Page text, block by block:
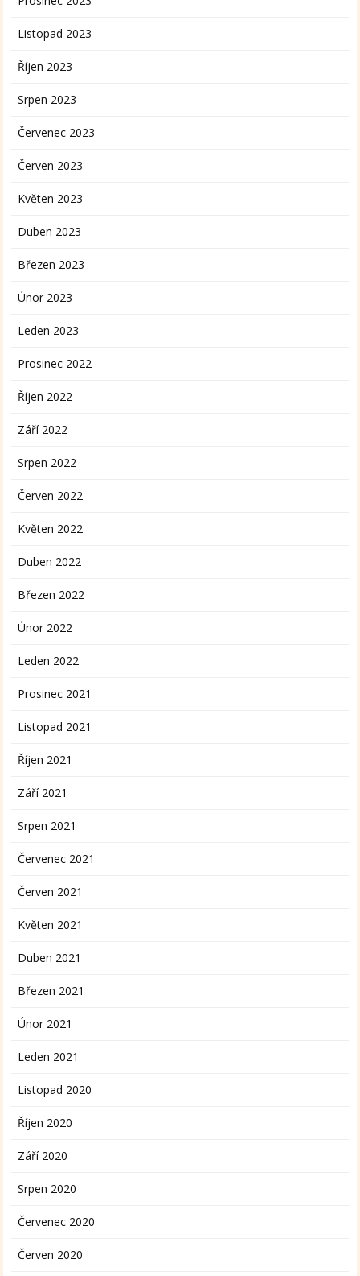
Listopad 2023
Říjen 2023
Srpen 2023
Červenec 2023
Červen 2023
Květen 2023
Duben 2023
Březen 2023
Únor 2023
Leden 2023
Prosinec 2022
Říjen 2022
Září 2022
Srpen 2022
Červen 2022
Květen 2022
Duben 2022
Březen 2022
Únor 2022
Leden 2022
Prosinec 2021
Listopad 2021
Říjen 2021
Září 2021
Srpen 2021
Červenec 2021
Červen 2021
Květen 2021
Duben 2021
Březen 2021
Únor 2021
Leden 2021
Listopad 2020
Říjen 2020
Září 2020
Srpen 2020
Červenec 2020
Červen 2020